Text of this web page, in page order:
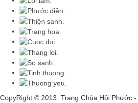
CopyRight © 2013. Trang Chùa Hội Phước -